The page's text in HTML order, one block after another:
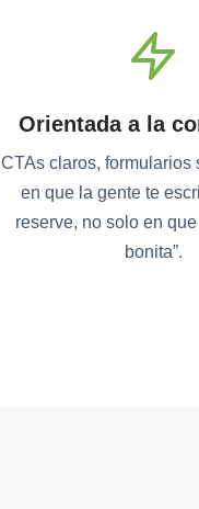
Orientada a la
CTAs claros, formularios
en que la gente te
reserve, no solo en
bonita”.